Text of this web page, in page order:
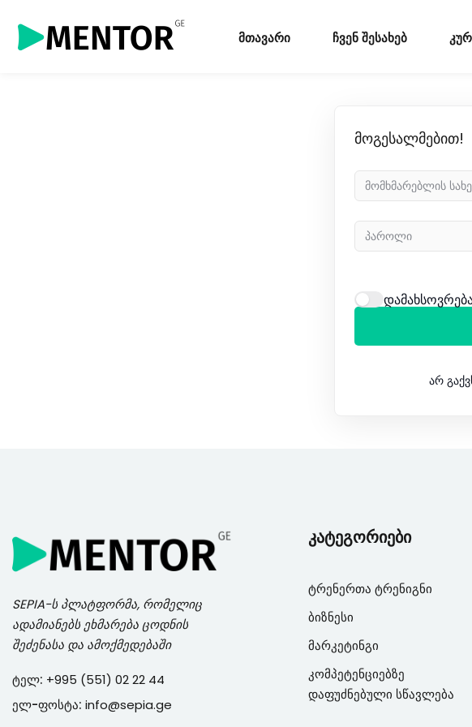
მთავარი ჩვენ შესახებ
მოგესალმებით!
არ
SEPIA-ს პლატფორმა, რომელიც
ადამიანებს ეხმარება ცოდნის
შეძენასა და ამოქმედებაში
ტელ: +995 (551) 02 22 44
ელ-ფოსტა: info@sepia.ge
კატეგორიები
ტრენერთა ტრენიგნი
ბიზნესი
მარკეტინგი
კომპეტენციებზე
დაფუძნებული სწავლება